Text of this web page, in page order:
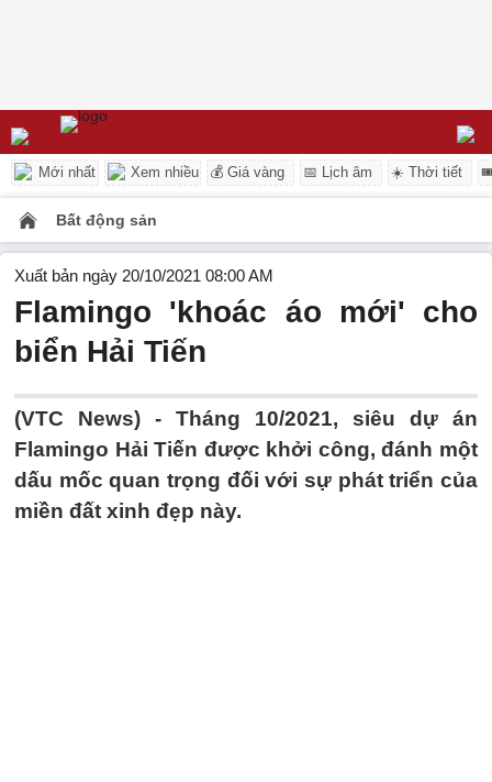
Mới nhất Xem nhiều 💰 Giá vàng 📅 Lịch âm ☀️ Thời tiết
Bất động sản
Xuất bản ngày 20/10/2021 08:00 AM
Flamingo 'khoác áo mới' cho
biển Hải Tiến
(VTC News) - Tháng 10/2021, siêu dự án
Flamingo Hải Tiến được khởi công, đánh một
dấu mốc quan trọng đối với sự phát triển của
miền đất xinh đẹp này.